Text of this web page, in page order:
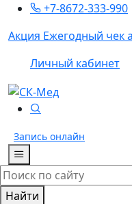
+7-8672-333-990
Акция Ежегодный чек
Личный кабинет
Запись онлайн
Найти